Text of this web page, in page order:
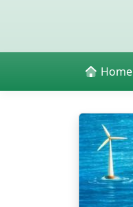
Home